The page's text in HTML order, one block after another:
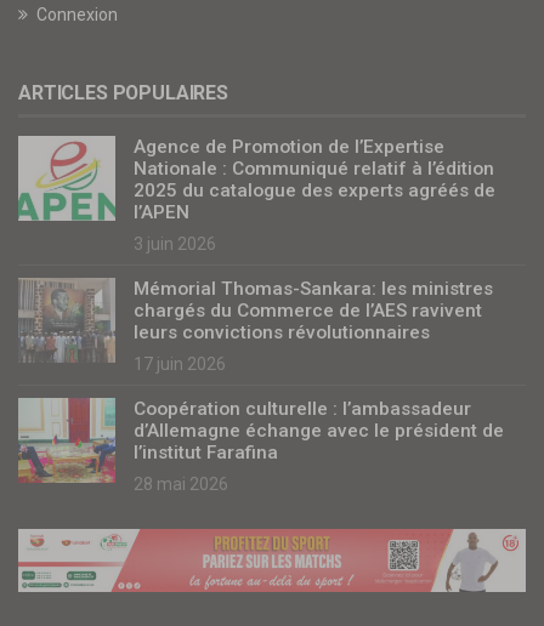
Connexion
ARTICLES POPULAIRES
Agence de Promotion de l’Expertise
Nationale : Communiqué relatif à l’édition
2025 du catalogue des experts agréés de
l’APEN
3 juin 2026
Mémorial Thomas-Sankara: les ministres
chargés du Commerce de l’AES ravivent
leurs convictions révolutionnaires
17 juin 2026
Coopération culturelle : l’ambassadeur
d’Allemagne échange avec le président de
l’institut Farafina
28 mai 2026